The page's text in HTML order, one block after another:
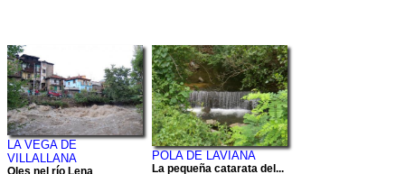
LA VEGA DE
VILLALLANA
Oles nel río Lena
POLA DE LAVIANA
La pequeña catarata del...